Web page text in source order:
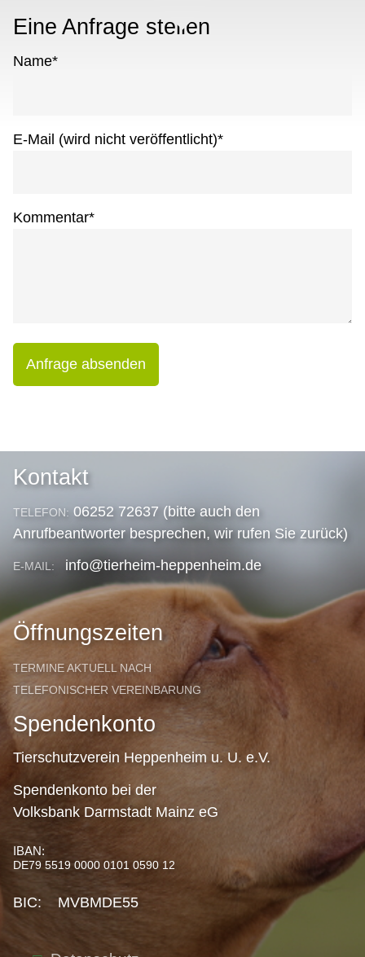
Eine Anfrage stellen
Name*
E-Mail (wird nicht veröffentlicht)*
Kommentar*
Anfrage absenden
Kontakt
TELEFON: 06252 72637 (bitte auch den
Anrufbeantworter besprechen, wir rufen Sie zurück)
E-MAIL: info@tierheim-heppenheim.de
Öffnungszeiten
TERMINE AKTUELL NACH
TELEFONISCHER VEREINBARUNG
Spendenkonto
Tierschutzverein Heppenheim u. U. e.V.
Spendenkonto bei der
Volksbank Darmstadt Mainz eG
IBAN:
DE79 5519 0000 0101 0590 12
BIC: MVBMDE55